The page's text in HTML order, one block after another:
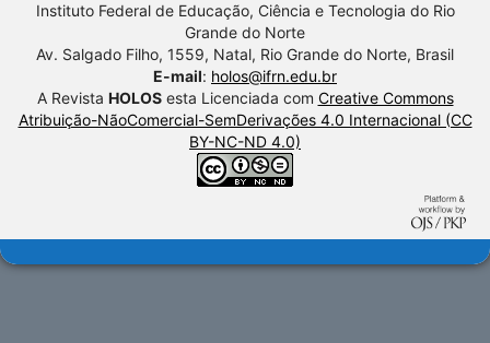
Instituto Federal de Educação, Ciência e Tecnologia do Rio
Grande do Norte
Av. Salgado Filho, 1559, Natal, Rio Grande do Norte, Brasil
E-mail: holos@ifrn.edu.br
A Revista HOLOSesta Licenciada com Creative Commons
Atribuição-NãoComercial-SemDerivações 4.0 Internacional (CC
BY-NC-ND 4.0)